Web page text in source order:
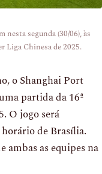
segunda (30/06), às
Liga Chinesa de 2025.
o Shanghai Port
partida da 16ª
O jogo será
de Brasília.
ambas as equipes na